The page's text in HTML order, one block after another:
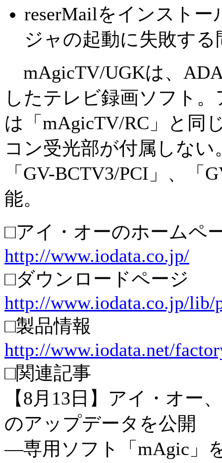
reserMailをインスト
ジャの起動に失敗する
mAgicTV/UGKは、
したテレビ録画ソフト
は「mAgicTV/RC」と同
コン受光部が付属しない
「GV-BCTV3/PCI」、「
能。
□アイ・オーのホームペ
http://www.iodata.co.jp/
□ダウンロードページ
http://www.iodata.co.jp/lib/
□製品情報
http://www.iodata.net/
□関連記事
【8月13日】アイ・オー
のアップデータを公開
―専用ソフト「mAgic」